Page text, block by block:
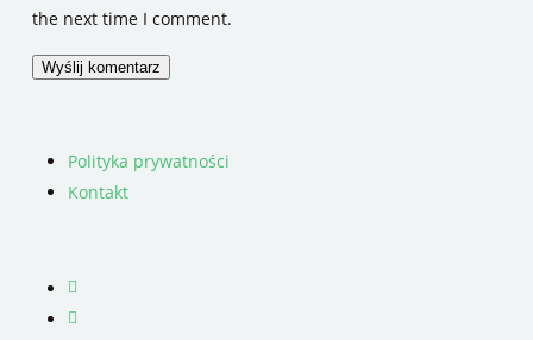
the next time I comment.
Polityka prywatności
Kontakt
facebook
youtube